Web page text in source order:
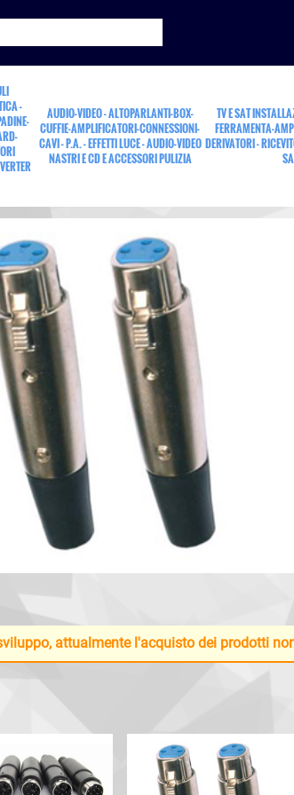
-
AUDIO-VIDEO - ALTOPARLANTI-BOX-
CUFFIE-AMPLIFICATORI-CONNESSIONI-
CAVI - P.A. - EFFETTI LUCE - AUDIO-VIDEO
NASTRI E CD E ACCESSORI PULIZIA
TV E SAT
FERRAMENTA-
DERIVATORI -
attualmente l'acquisto dei prodotti